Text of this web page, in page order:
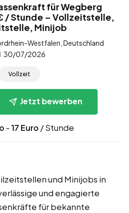
für Wegberg
/ Stunde – Vollzeitstelle,
Minijob
Westfalen, Deutschland
30/07/2026
Vollzeit
Jetzt bewerben
-17 Euro / Stunde
und Minijobs in
und engagierte
für bekannte